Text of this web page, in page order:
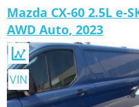
Mazda CX-60 2.5L e-
AWD Auto, 2023
VIN